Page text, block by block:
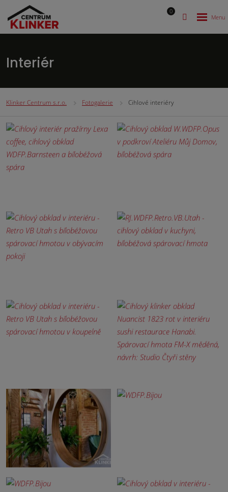
0
Interiér
Klinker Centrum s.r.o. Fotogalerie Cihlové interiéry